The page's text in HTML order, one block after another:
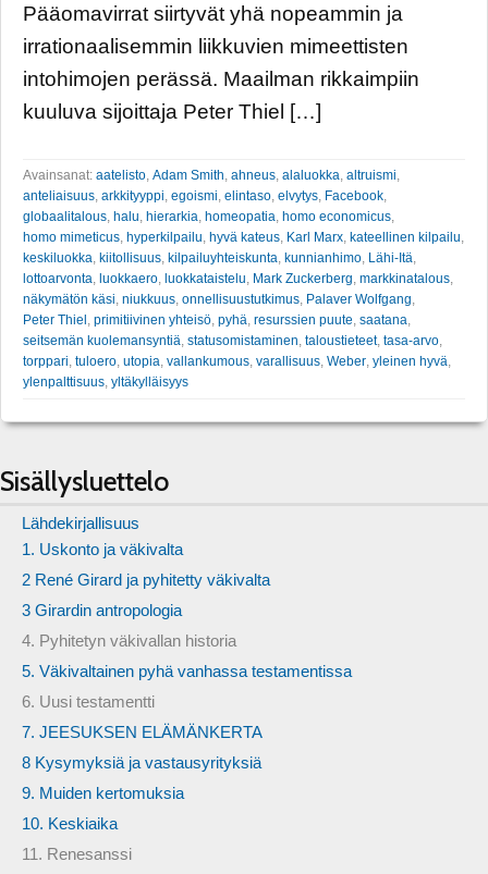
Pääomavirrat siirtyvät yhä nopeammin ja
irrationaalisemmin liikkuvien mimeettisten
intohimojen perässä. Maailman rikkaimpiin
kuuluva sijoittaja Peter Thiel […]
Avainsanat: aatelisto, Adam Smith, ahneus, alaluokka, altruismi,
anteliaisuus, arkkityyppi, egoismi, elintaso, elvytys, Facebook,
globaalitalous, halu, hierarkia, homeopatia, homo economicus,
homo mimeticus, hyperkilpailu, hyvä kateus, Karl Marx, kateellinen kilpailu,
keskiluokka, kiitollisuus, kilpailuyhteiskunta, kunnianhimo, Lähi-Itä,
lottoarvonta, luokkaero, luokkataistelu, Mark Zuckerberg, markkinatalous,
näkymätön käsi, niukkuus, onnellisuustutkimus, Palaver Wolfgang,
Peter Thiel , primitiivinen yhteisö, pyhä, resurssien puute, saatana,
seitsemän kuolemansyntiä, statusomistaminen, taloustieteet, tasa-arvo,
torppari, tuloero, utopia, vallankumous, varallisuus, Weber, yleinen hyvä,
ylenpalttisuus, yltäkylläisyys
Sisällysluettelo
Lähdekirjallisuus
1. Uskonto ja väkivalta
2 René Girard ja pyhitetty väkivalta
3 Girardin antropologia
4. Pyhitetyn väkivallan historia
5. Väkivaltainen pyhä vanhassa testamentissa
6. Uusi testamentti
7. JEESUKSEN ELÄMÄNKERTA
8 Kysymyksiä ja vastausyrityksiä
9. Muiden kertomuksia
10. Keskiaika
11. Renesanssi